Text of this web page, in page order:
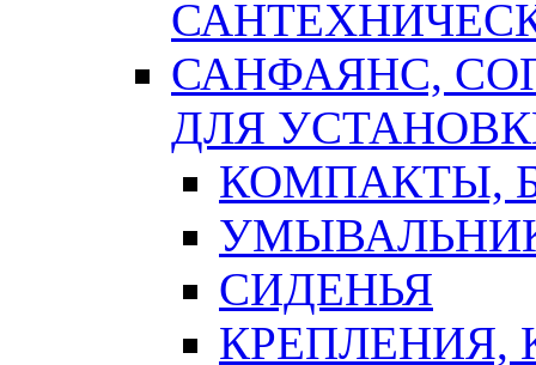
САНФАЯНС,
ДЛЯ
КОМПАКТЫ,
СИДЕНЬЯ